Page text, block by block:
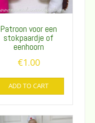
Patroon voor een
stokpaardje of
eenhoorn
€1.00
ADD TO CART